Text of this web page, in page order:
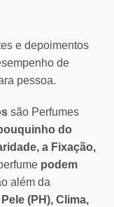
e depoimentos
de
pessoa.
são Perfumes
do
a Fixação,
podem
além da
(PH), Clima,